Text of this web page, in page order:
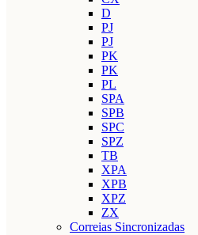
D
PJ
PJ
PK
PK
PL
SPA
SPB
SPC
SPZ
TB
XPA
XPB
XPZ
ZX
Correias Sincronizadas